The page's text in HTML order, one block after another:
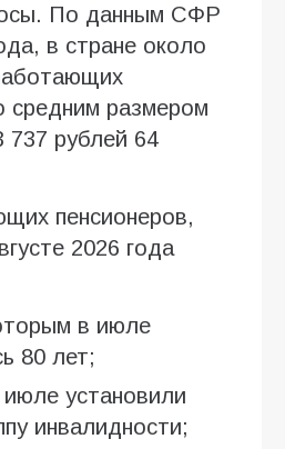
По данным СФР
в стране около
средним размером
737 рублей 64
пенсионеров,
2026 года
в июле
80 лет;
установили
инвалидности;